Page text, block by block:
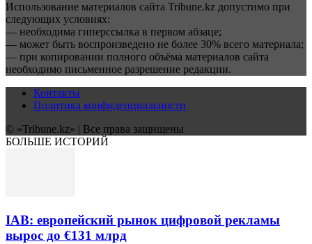
Использование материалов сайта Tribune.kz допустимо при
следующих условиях:
— необходима гиперссылка в первом абзаце;
— может быть воспроизведено не более 30% всего материала;
— при копировании полного объёма материалов сайта
необходимо письменное разрешение редакции.
Контакты
Политика конфиденциальности
© «Tribune.kz» | Все права защищены
БОЛЬШЕ ИСТОРИЙ
IAB: европейский рынок цифровой рекламы
вырос до €131 млрд